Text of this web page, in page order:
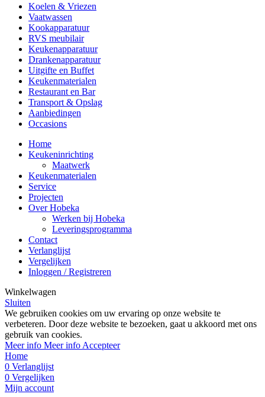
Koelen & Vriezen
Vaatwassen
Kookapparatuur
RVS meubilair
Keukenapparatuur
Drankenapparatuur
Uitgifte en Buffet
Keukenmaterialen
Restaurant en Bar
Transport & Opslag
Aanbiedingen
Occasions
Home
Keukeninrichting
Maatwerk
Keukenmaterialen
Service
Projecten
Over Hobeka
Werken bij Hobeka
Leveringsprogramma
Contact
Verlanglijst
Vergelijken
Inloggen / Registreren
Winkelwagen
Sluiten
We gebruiken cookies om uw ervaring op onze website te
verbeteren. Door deze website te bezoeken, gaat u akkoord met ons
gebruik van cookies.
Meer info Meer info Accepteer
Home
0 Verlanglijst
0 Vergelijken
Mijn account